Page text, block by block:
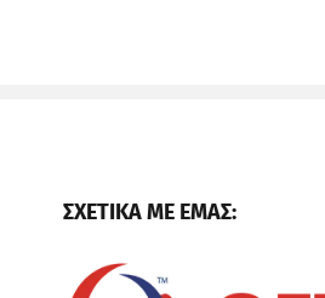
ΣΧΕΤΙΚΑ ΜΕ ΕΜΑΣ: